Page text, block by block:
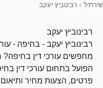
שירתיל › רבינוביץ יעקב
רבינוביץ יעקב
רבינוביץ יעקב - בחיפה -
מחפשים עורכי דין בחיפה?
הפועל בתחום עורכי דין
פרטים, הצעות מחיר